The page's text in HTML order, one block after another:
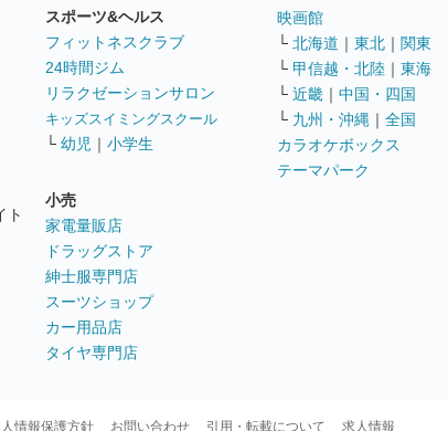
ト
スポーツ&ヘルス
フィットネスクラブ
24時間ジム
リラクゼーションサロン
キッズスイミングスクール
└ 幼児 ｜ 小学生
小売
家電量販店
ドラッグストア
紳士服専門店
スーツショップ
カー用品店
タイヤ専門店
映画館
└ 北海道 ｜ 東北 ｜ 関東
└ 甲信越・北陸 ｜ 東海
└ 近畿 ｜ 中国・四国
└ 九州・沖縄 ｜ 全国
カラオケボックス
テーマパーク
情報保護方針 お問い合わせ 引用・転載について 求人情報